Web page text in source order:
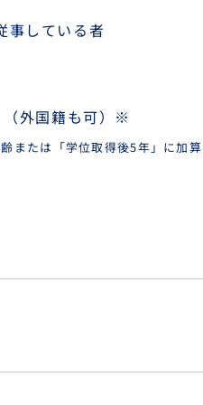
事している者
外国籍も可）※
または「学位取得後5年」に加